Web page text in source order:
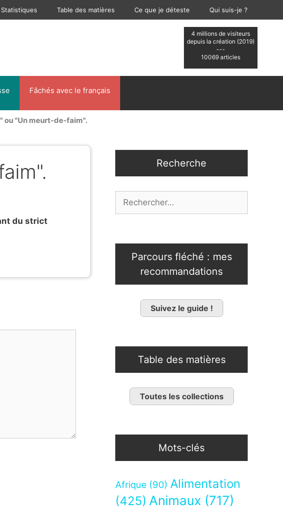
Statistiques Table des matières Ce que je déteste Qui suis-je ?
4 millions de visiteurs
depuis la création (2019)
---
10069 articles
Fâchés avec le français
ou "Un meurt-de-faim".
du strict
Recherche
Parcours fléché : mes
recommandations
Suivez le guide !
Table des matières
Toutes les collections
Mots-clés
Afrique (90) Alimentation
(425) Animaux (717)